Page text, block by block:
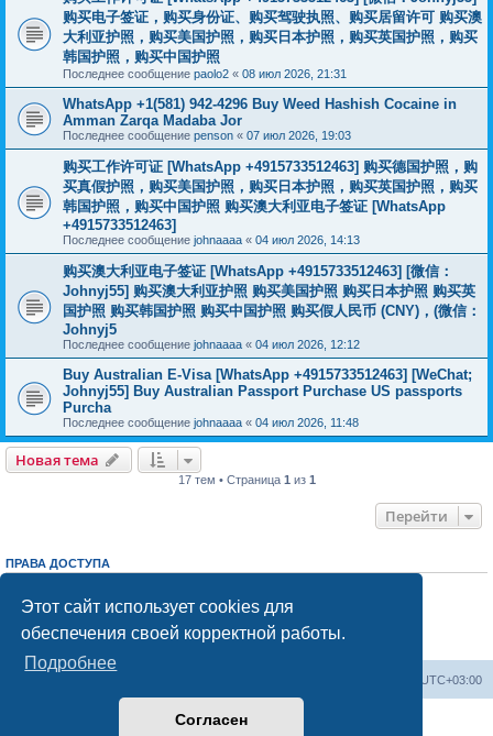
Этот сайт использует cookies для
обеспечения своей корректной работы.
Подробнее
Согласен
购买电子签证，购买身份证、购买驾驶执照、购买居留许可 购买澳
大利亚护照，购买美国护照，购买日本护照，购买英国护照，购买
韩国护照，购买中国护照
Последнее сообщение paolo2 « 08 июл 2026, 21:31
WhatsApp +1(581) 942-4296 Buy Weed Hashish Cocaine in
Amman Zarqa Madaba Jor
Последнее сообщение penson « 07 июл 2026, 19:03
购买工作许可证 [WhatsApp +4915733512463] 购买德国护照，购
买真假护照，购买美国护照，购买日本护照，购买英国护照，购买
韩国护照，购买中国护照 购买澳大利亚电子签证 [WhatsApp
+4915733512463]
Последнее сообщение johnaaaa « 04 июл 2026, 14:13
购买澳大利亚电子签证 [WhatsApp +4915733512463] [微信：
Johnyj55] 购买澳大利亚护照 购买美国护照 购买日本护照 购买英
国护照 购买韩国护照 购买中国护照 购买假人民币 (CNY)，(微信：
Johnyj5
Последнее сообщение johnaaaa « 04 июл 2026, 12:12
Buy Australian E-Visa [WhatsApp +4915733512463] [WeChat;
Johnyj55] Buy Australian Passport Purchase US passports
Purcha
Последнее сообщение johnaaaa « 04 июл 2026, 11:48
Новая тема
17 тем • Страница 1 из 1
Перейти
ПРАВА ДОСТУПА
Выне можетеотвечать на сообщения
Выне можетередактировать свои сообщения
Выне можетеудалять свои сообщения
добавлять вложения
UTC+03:00
Создано на основеphpBB® Forum Software © phpBB Limited